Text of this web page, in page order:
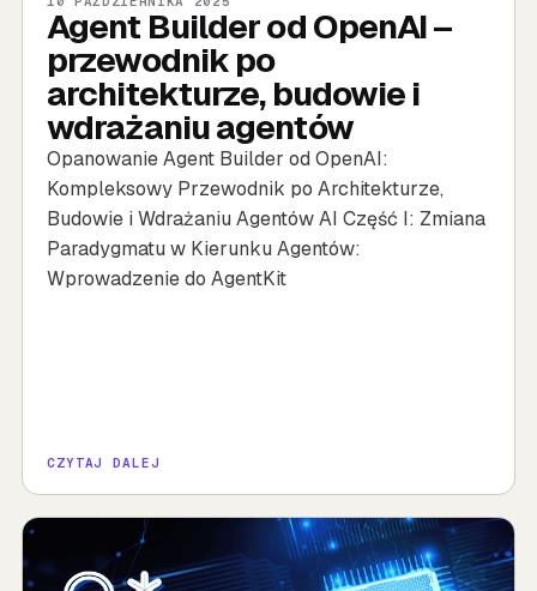
Agent Builder od OpenAI –
przewodnik po
architekturze, budowie i
wdrażaniu agentów
Opanowanie Agent Builder od OpenAI:
Kompleksowy Przewodnik po Architekturze,
Budowie i Wdrażaniu Agentów AI Część I: Zmiana
Paradygmatu w Kierunku Agentów:
Wprowadzenie do AgentKit
CZYTAJ DALEJ